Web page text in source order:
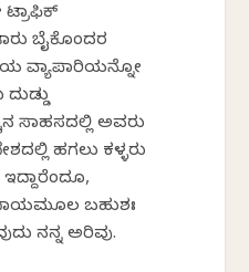
ಬೈಕೊಂದರ
ವ್ಯಾಪಾರಿಯನ್ನೋ
ಸಾಹಸದಲ್ಲಿ ಅವರು
ಹಗಲು ಕಳ್ಳರು
ಇದ್ದಾರೆಂದೂ,
ಬಹುಶಃ
ನನ್ನ ಅರಿವು.